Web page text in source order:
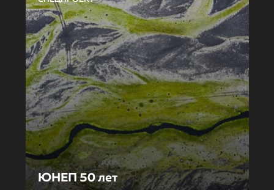
ЮНЕП 50 лет